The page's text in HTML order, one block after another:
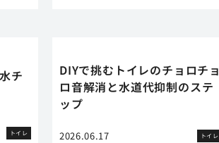
チ
トイレ
DIYで挑むトイレのチョロチョ
ロ音解消と水道代抑制のステ
ップ
2026.06.17 トイレ